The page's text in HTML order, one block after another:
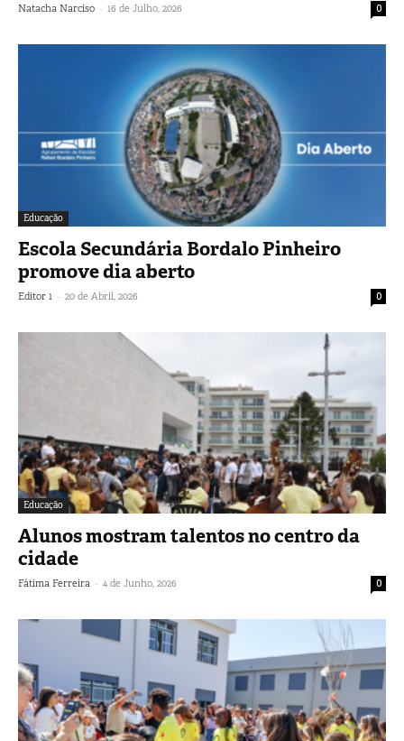
Natacha Narciso - 16 de Julho, 2026 0
Educação
Escola Secundária Bordalo Pinheiro
promove dia aberto
Editor 1 - 20 de Abril, 2026 0
Educação
Alunos mostram talentos no centro da
cidade
Fátima Ferreira - 4 de Junho, 2026 0